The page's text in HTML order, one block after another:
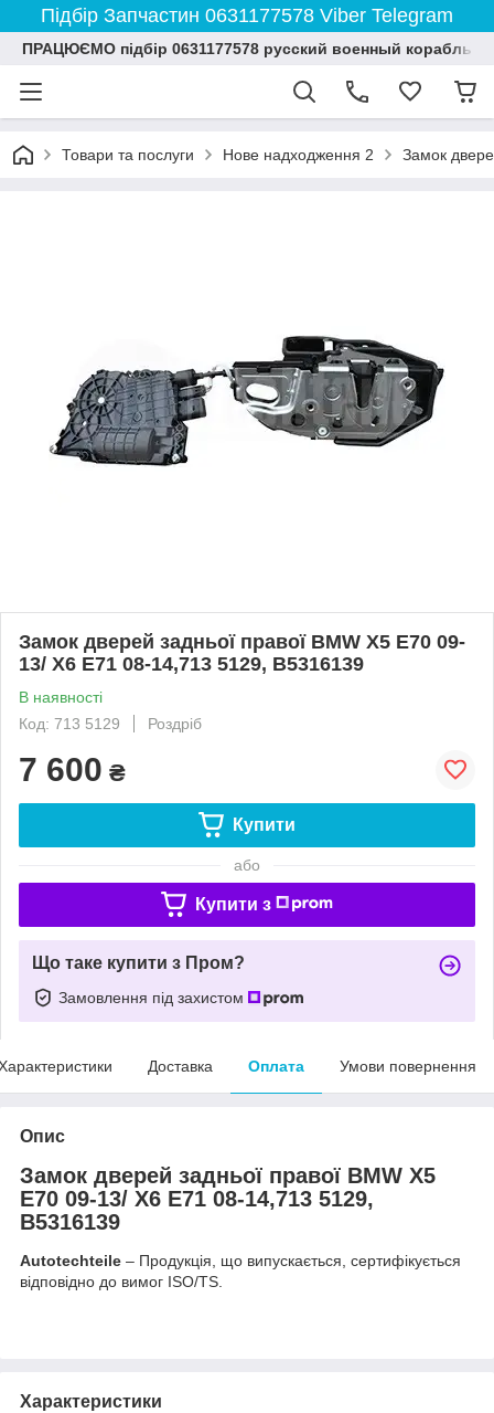
Підбір Запчастин 0631177578 Viber Telegram
ПРАЦЮЄМО підбір 0631177578 русский военный корабль
Товари та послуги Нове надходження 2 Замок
Замок дверей задньої правої BMW X5 E70 09-
13/ X6 E71 08-14,713 5129, B5316139
В наявності
Код: 713 5129
Роздріб
7 600 ₴
Купити
або
Купити з
Що таке купити з Пром?
Замовлення під захистом
Доставка Оплата Умови повернення
Опис
Замок дверей задньої правої BMW X5
E70 09-13/ X6 E71 08-14,713 5129,
B5316139
Autotechteile – Продукція, що випускається, сертифікується
відповідно до вимог ISO/TS.
Характеристики